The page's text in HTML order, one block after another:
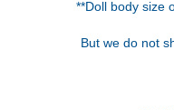
**Doll body size
But we do not